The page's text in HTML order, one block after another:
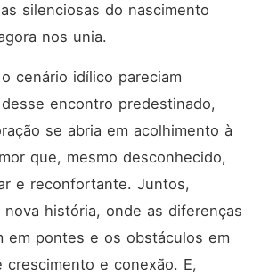
silenciosas do nascimento
nos unia.
cenário idílico pareciam
encontro predestinado,
se abria em acolhimento à
que, mesmo desconhecido,
e reconfortante. Juntos,
nova história, onde as diferenças
em pontes e os obstáculos em
crescimento e conexão. E,